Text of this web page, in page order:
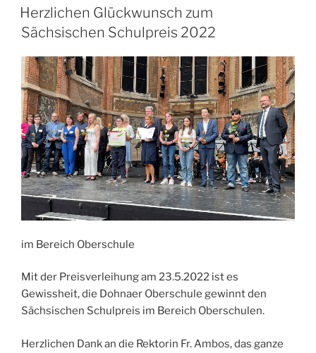
AM
Herzlichen Glückwunsch zum
Sächsischen Schulpreis 2022
im Bereich Oberschule
Mit der Preisverleihung am 23.5.2022 ist es
Gewissheit, die Dohnaer Oberschule gewinnt den
Sächsischen Schulpreis im Bereich Oberschulen.
Herzlichen Dank an die Rektorin Fr. Ambos, das ganze